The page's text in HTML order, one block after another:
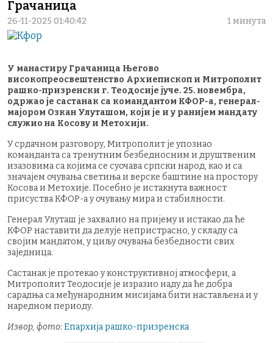
Грачаница
26-11-2025 01:40:42 1 минута
У манастиру Грачаница Његово
високопреосвештенство Архиепископ и Митрополит
рашко-призренски г. Теодосије јуче. 25. новембра,
одржао је састанак са командантом КФОР-а, генерал-
мајором Озкан Улуташом, који је и у ранијем мандату
служио на Косову и Метохији.
У срдачном разговору, Митрополит је упознао
команданта са тренутним безбедносним и друштвеним
изазовима са којима се суочава српски народ, као и са
значајем очувања светиња и верске баштине на простору
Косова и Метохије. Посебно је истакнута важност
присуства КФОР-а у очувању мира и стабилности.
Генерал Улуташ је захвалио на пријему и истакао да ће
КФОР наставити да делује непристрасно, у складу са
својим мандатом, у циљу очувања безбедности свих
заједница.
Састанак је протекао у конструктивној атмосфери, а
Митрополит Теодосије је изразио наду да ће добра
сарадња са међународним мисијама бити настављена и у
наредном периоду.
Извор, фото: Епархија рашко-призренска